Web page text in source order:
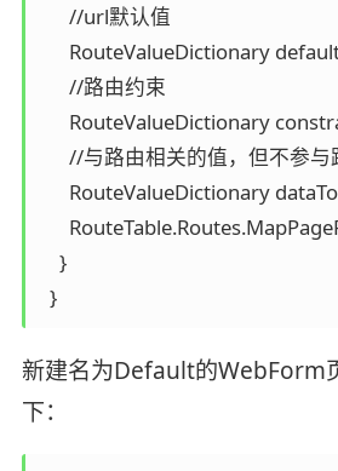
      //url默认值
RouteValueDictionary
      //路由约束
RouteValueDictionary
//与路由相关的值，但不参
RouteValueDictionary
    }
  }
新建名为Default的WebForm
下：